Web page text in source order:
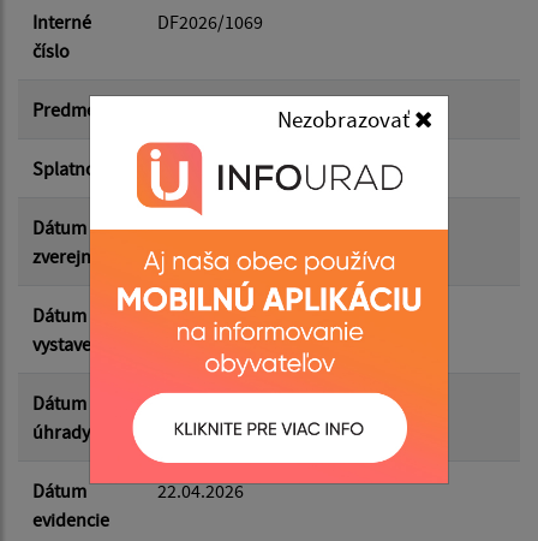
Nezobrazovať
Dátum do:
Suma od:
Suma do:
Filtrovať Reset
Interné
číslo
DF2026/1069
Predmet Čistiace prostriedky
Splatnosť 05.05.2026
Dátum
zverejnenia
22.05.2026
Dátum
vystavenia
21.04.2026
Dátum
úhrady
22.04.2026
Dátum
evidencie
22.04.2026